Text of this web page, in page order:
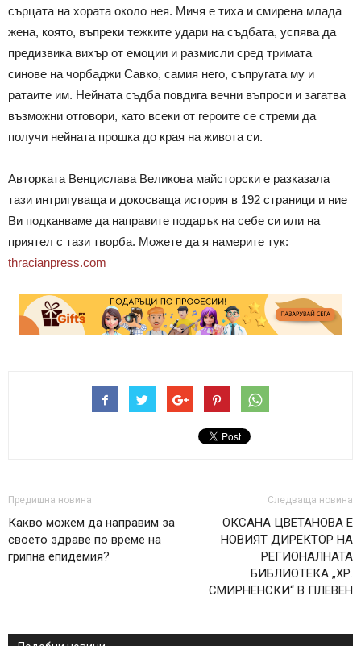
сърцата на хората около нея. Мичя е тиха и смирена млада
жена, която, въпреки тежките удари на съдбата, успява да
предизвика вихър от емоции и размисли сред тримата
синове на чорбаджи Савко, самия него, съпругата му и
ратаите им. Нейната съдба повдига вечни въпроси и загатва
възможни отговори, като всеки от героите се стреми да
получи нейната прошка до края на живота си.
Авторката Венцислава Великова майсторски е разказала
тази интригуваща и докосваща история в 192 страници и ние
Ви подканваме да направите подарък на себе си или на
приятел с тази творба. Можете да я намерите тук:
thracianpress.com
Предишна новина
Какво можем да направим за
своето здраве по време на
грипна епидемия?
Следваща новина
ОКСАНА ЦВЕТАНОВА Е
НОВИЯТ ДИРЕКТОР НА
РЕГИОНАЛНАТА
БИБЛИОТЕКА „ХР.
СМИРНЕНСКИ“ В ПЛЕВЕН